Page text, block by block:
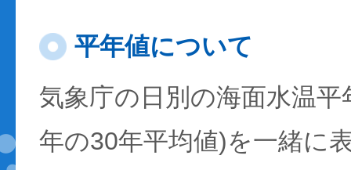
平年値について
気象庁の日別の海面水温
年の30年平均値)を一緒に